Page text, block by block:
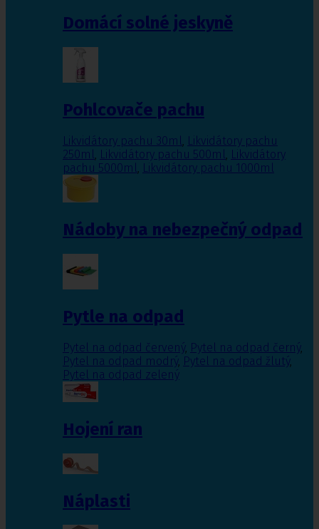
Domácí solné jeskyně
Pohlcovače pachu
Likvidátory pachu 30ml, Likvidátory pachu
250ml, Likvidátory pachu 500ml, Likvidátory
pachu 5000ml, Likvidátory pachu 1000ml
Nádoby na nebezpečný odpad
Pytle na odpad
Pytel na odpad červený, Pytel na odpad černý,
Pytel na odpad modrý, Pytel na odpad žlutý,
Pytel na odpad zelený
Hojení ran
Náplasti